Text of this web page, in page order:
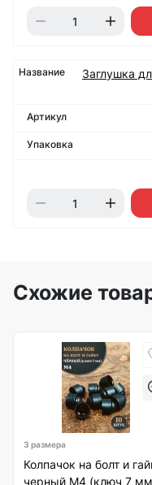
Заглушка
Схожие
3 размера
Колпачок на болт и
черный M4 (ключ 7